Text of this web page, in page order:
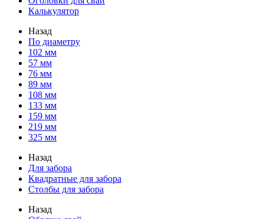
Калькулятор
Назад
По диаметру
102 мм
57 мм
76 мм
89 мм
108 мм
133 мм
159 мм
219 мм
325 мм
Назад
Для забора
Квадратные для забора
Столбы для забора
Назад